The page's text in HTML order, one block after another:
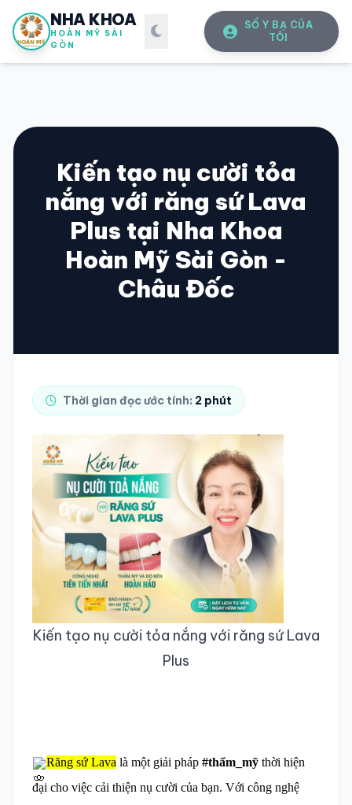
NHA KHOA
HOÀN MỸ SÀI
GÒN
SỔ Y BẠ CỦA
TÔI
SỔ Y BẠ ĐIỆN TỬ
Vui lòng đăng nhập bằng Số điện thoại đã đăng ký.
TRA CỨU HỒ SƠ
Kiến tạo nụ cười tỏa
nắng với răng sứ Lava
Plus tại Nha Khoa
Hoàn Mỹ Sài Gòn -
Châu Đốc
Thời gian đọc ước tính: 2 phút
Kiến tạo nụ cười tỏa nắng với răng sứ Lava
Plus
Răng sứ Lava là một giải pháp #thẩm_mỹ thời hiện
đại cho việc cải thiện nụ cười của bạn. Với công nghệ